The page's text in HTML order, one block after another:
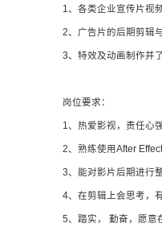
1、各类企业宣传片视
2、广告片的后期剪辑
3、特效及动画制作并
岗位要求：
1、热爱影视，责任心
2、熟练使用After
3、能对影片后期进行
4、在剪辑上会思考，
5、踏实， 勤奋，愿意